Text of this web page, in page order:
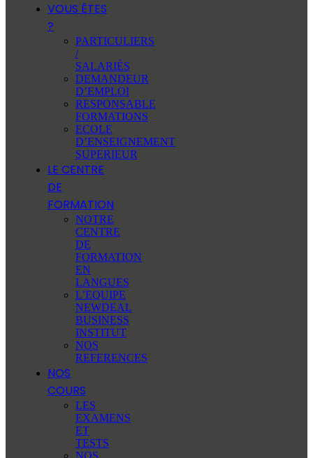
VOUS ÊTES
?
PARTICULIERS
/
SALARIÉS
DEMANDEUR
D’EMPLOI
RESPONSABLE
FORMATIONS
ECOLE
D’ENSEIGNEMENT
SUPERIEUR
LE CENTRE
DE
FORMATION
NOTRE
CENTRE
DE
FORMATION
EN
LANGUES
L’EQUIPE
NEWDEAL
BUSINESS
INSTITUT
NOS
REFERENCES
NOS
COURS
LES
EXAMENS
ET
TESTS